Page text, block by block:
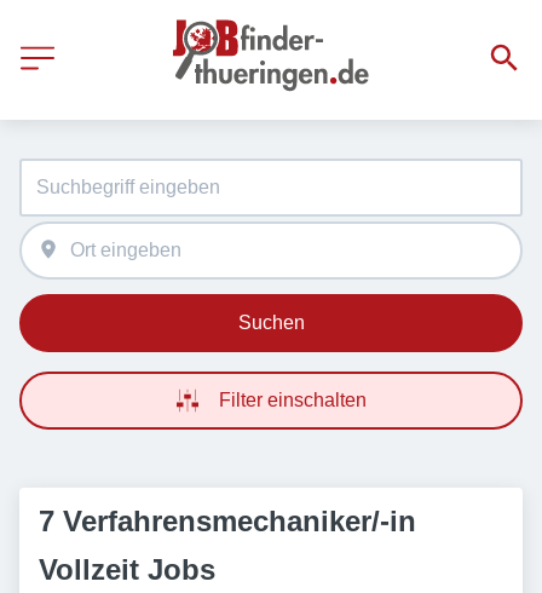
Suchen
Filter einschalten
7 Verfahrensmechaniker/-in
Vollzeit Jobs